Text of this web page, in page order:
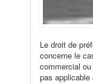
Le droit de
concerne le
commercial
pas applicable